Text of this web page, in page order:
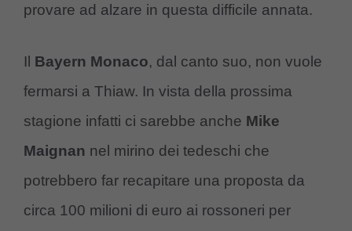
provare ad alzare in questa difficile annata.
Il Bayern Monaco, dal canto suo, non vuole
fermarsi a Thiaw. In vista della prossima
stagione infatti ci sarebbe anche Mike
Maignan nel mirino dei tedeschi che
potrebbero far recapitare una proposta da
circa 100 milioni di euro ai rossoneri per